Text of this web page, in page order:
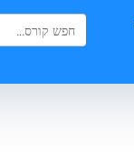
Search
for:
Search Button